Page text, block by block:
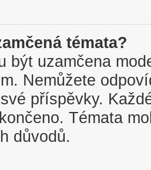
témata?
být uzamčena
Nemůžete
příspěvky.
Témata
důvodů.